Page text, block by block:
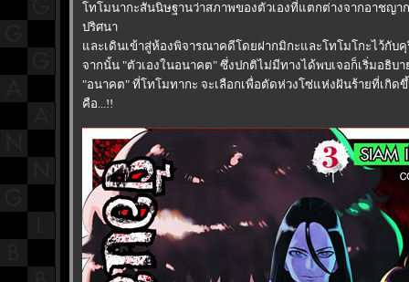
ทโมนากะสันนิษฐานว่าสภาพของตัวเองที่แตกต่างจากอาชญา
ปริศนา
ละเดินเข้าสู่ห้องพิจารณาคดีโดยฝากมิกะและโทโมโกะไว้กับคุ
จากนั้น "ตัวเองในอนาคต" ซึ่งปกติไม่มีทางได้พบเจอก็เริ่มอธิบ
"อนาคต" ที่โทโมทากะ จะเลือกเพื่อตัดห่วงโซ่แห่งฝันร้ายที่เกิ
คือ...!!